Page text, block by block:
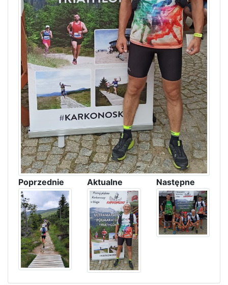
Poprzednie Aktualne Następne